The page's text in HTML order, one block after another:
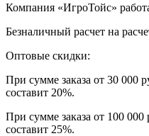
Компания «ИгроТойс»
Безналичный расчет на
Оптовые скидки:
При сумме заказа от 30 000
составит 20%.
При сумме заказа от 100 000
составит 25%.